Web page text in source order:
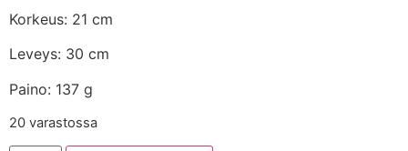
Korkeus: 21 cm
Leveys: 30 cm
Paino: 137 g
20 varastossa